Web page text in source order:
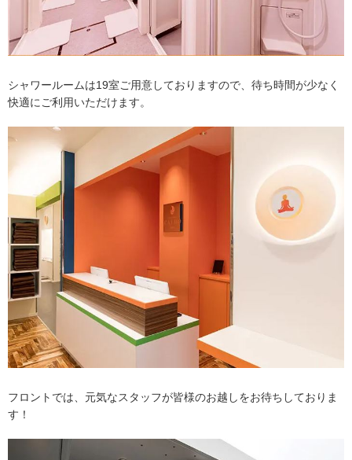
シャワールームは19室ご用意しておりますので、待ち時間が少なく
快適にご利用いただけます。
フロントでは、元気なスタッフが皆様のお越しをお待ちしておりま
す！